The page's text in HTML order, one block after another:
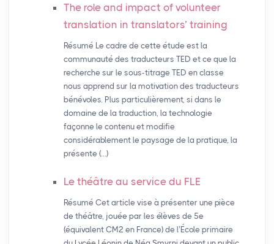
The role and impact of volunteer
translation in translators’ training
Résumé Le cadre de cette étude est la
communauté des traducteurs TED et ce que la
recherche sur le sous-titrage TED en classe
nous apprend sur la motivation des traducteurs
bénévoles. Plus particulièrement, si dans le
domaine de la traduction, la technologie
façonne le contenu et modifie
considérablement le paysage de la pratique, la
présente (…)
Le théâtre au service du FLE
Résumé Cet article vise à présenter une pièce
de théâtre, jouée par les élèves de 5e
(équivalent CM2 en France) de l’École primaire